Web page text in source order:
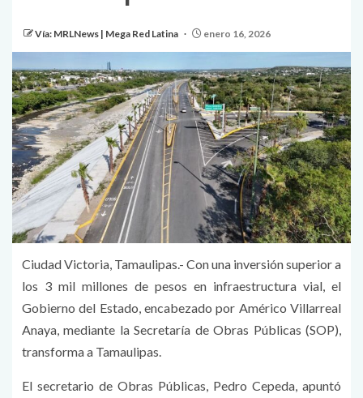
Vía: MRLNews | Mega Red Latina enero 16, 2026
Ciudad Victoria, Tamaulipas.- Con una inversión superior a
los 3 mil millones de pesos en infraestructura vial, el
Gobierno del Estado, encabezado por Américo Villarreal
Anaya, mediante la Secretaría de Obras Públicas (SOP),
transforma a Tamaulipas.
El secretario de Obras Públicas, Pedro Cepeda, apuntó